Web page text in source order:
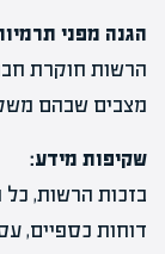
הגנה מפני
הרשות חוקרת
מצבים שבהם
שקיפות מידע:
בזכות הרשות, כל
דוחות כספיים,